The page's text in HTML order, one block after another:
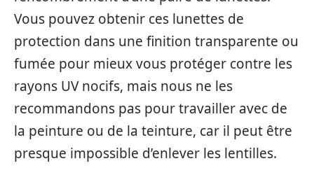
Vous pouvez obtenir ces lunettes de
protection dans une finition transparente ou
fumée pour mieux vous protéger contre les
rayons UV nocifs, mais nous ne les
recommandons pas pour travailler avec de
la peinture ou de la teinture, car il peut être
presque impossible d’enlever les lentilles.